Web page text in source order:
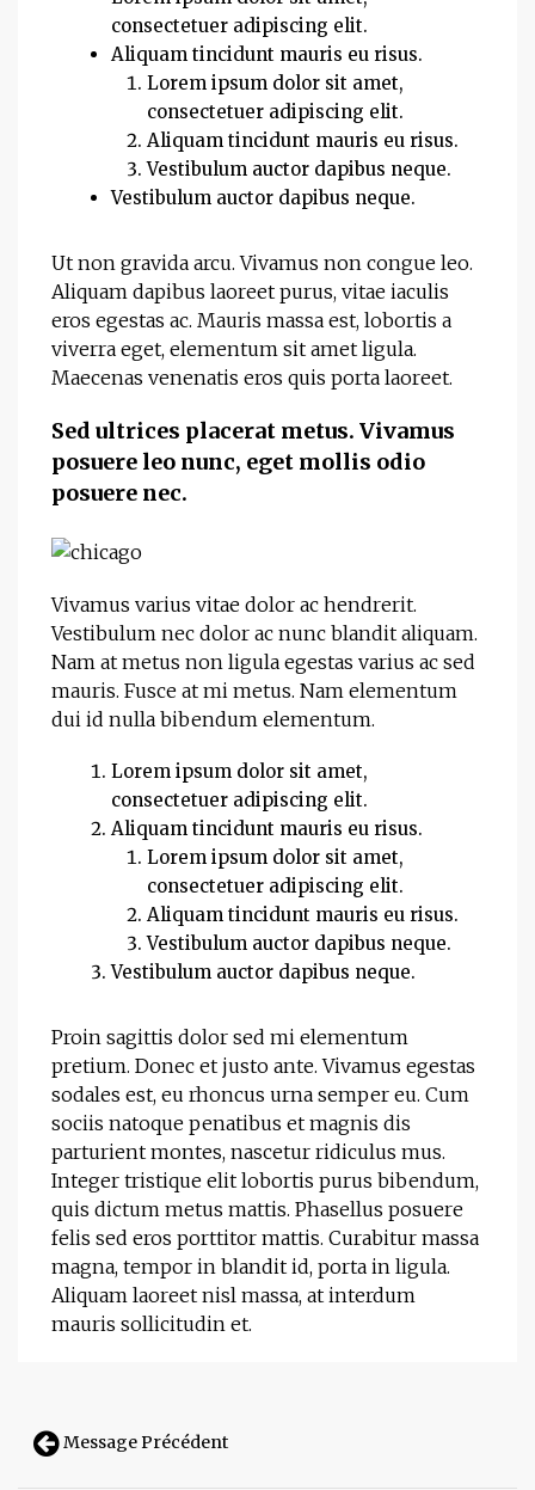
consectetuer adipiscing elit.
Aliquam tincidunt mauris eu risus.
Lorem ipsum dolor sit amet,
consectetuer adipiscing elit.
Aliquam tincidunt mauris eu risus.
Vestibulum auctor dapibus neque.
Vestibulum auctor dapibus neque.
Ut non gravida arcu. Vivamus non congue leo.
Aliquam dapibus laoreet purus, vitae iaculis
eros egestas ac. Mauris massa est, lobortis a
viverra eget, elementum sit amet ligula.
Maecenas venenatis eros quis porta laoreet.
Sed ultrices placerat metus. Vivamus
posuere leo nunc, eget mollis odio
posuere nec.
Vivamus varius vitae dolor ac hendrerit.
Vestibulum nec dolor ac nunc blandit aliquam.
Nam at metus non ligula egestas varius ac sed
mauris. Fusce at mi metus. Nam elementum
dui id nulla bibendum elementum.
Lorem ipsum dolor sit amet,
consectetuer adipiscing elit.
Aliquam tincidunt mauris eu risus.
Lorem ipsum dolor sit amet,
consectetuer adipiscing elit.
Aliquam tincidunt mauris eu risus.
Vestibulum auctor dapibus neque.
Vestibulum auctor dapibus neque.
Proin sagittis dolor sed mi elementum
pretium. Donec et justo ante. Vivamus egestas
sodales est, eu rhoncus urna semper eu. Cum
sociis natoque penatibus et magnis dis
parturient montes, nascetur ridiculus mus.
Integer tristique elit lobortis purus bibendum,
quis dictum metus mattis. Phasellus posuere
felis sed eros porttitor mattis. Curabitur massa
magna, tempor in blandit id, porta in ligula.
Aliquam laoreet nisl massa, at interdum
mauris sollicitudin et.
Message Précédent